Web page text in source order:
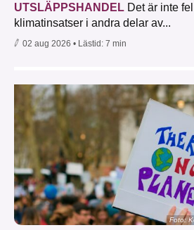
UTSLÄPPSHANDEL Det är inte
klimatinsatser i andra delar av...
02 aug 2026 • Lästid: 7 min
Foto: